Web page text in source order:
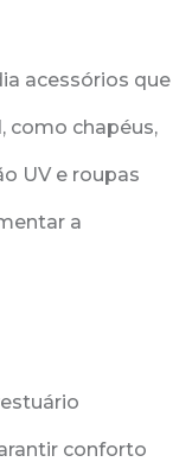
acessórios que
como chapéus,
UV e roupas
a
conforto